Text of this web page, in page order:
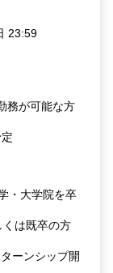
23:59
務が可能な方
・大学院を卒
は既卒の方
ーンシップ開